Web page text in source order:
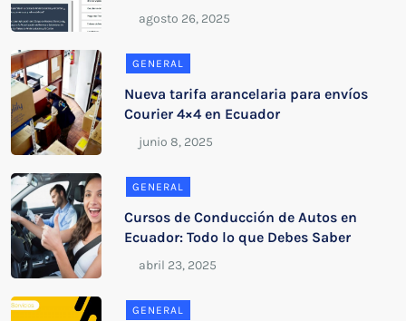
GENERAL
Nueva tarifa arancelaria para envíos
Courier 4×4 en Ecuador
GENERAL
Cursos de Conducción de Autos en
Ecuador: Todo lo que Debes Saber
GENERAL